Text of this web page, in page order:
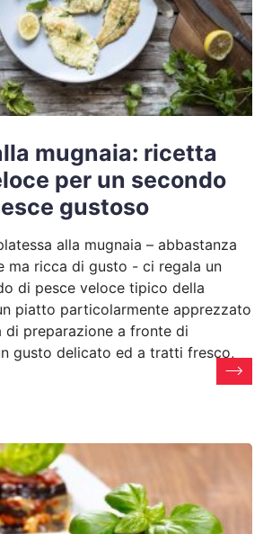
mugnaia: ricetta
per un secondo
gustoso
alla mugnaia – abbastanza
ma ricca di gusto - ci regala un
di pesce veloce tipico della
piatto particolarmente apprezzato
di preparazione a fronte di
gusto delicato ed a tratti fresco,